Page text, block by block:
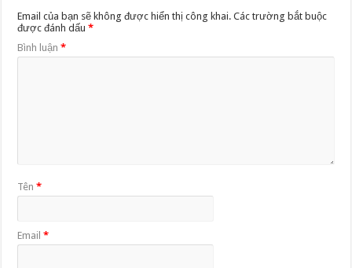
Email của bạn sẽ không được hiển thị công khai. Các trường bắt buộc
được đánh dấu*
Bình luận*
Tên*
Email*